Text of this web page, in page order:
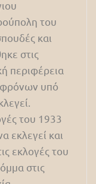
του
και
στις
περιφέρεια
υπό
του 1933
εκλεγεί και
εκλογές του
στις